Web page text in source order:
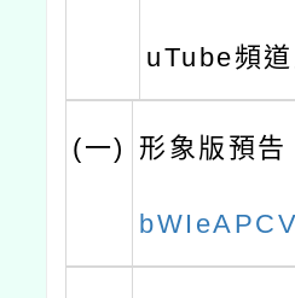
uTube頻
(一) 形象版預告